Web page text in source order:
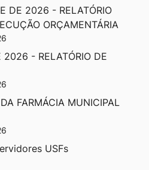
DE 2026 - RELATÓRIO
ORÇAMENTÁRIA
2026 - RELATÓRIO DE
FARMÁCIA MUNICIPAL
USFs